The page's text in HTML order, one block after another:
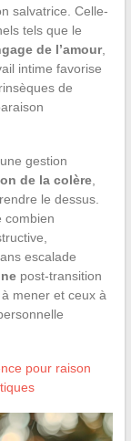
salvatrice. Celle-
tels que le
de l’amour,
intime favorise
de
gestion
de la colère,
le dessus.
combien
escalade
post-transition
mener et ceux à
pour raison